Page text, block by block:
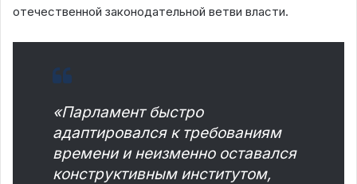
отечественной законодательной ветви власти.
«Парламент быстро
адаптировался к требованиям
времени и неизменно оставался
конструктивным институтом,